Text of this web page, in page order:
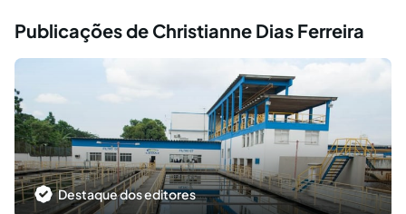
Publicações de Christianne Dias Ferreira
Destaque dos editores